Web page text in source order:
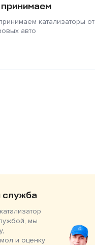
катализаторы от
авто
служба
мы
и оценку